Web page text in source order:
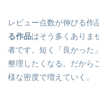
レビュー点数が伸びる作
る作品はそう多くありま
者です。短く「良かった
整理したくなる。だから
様な密度で増えていく。